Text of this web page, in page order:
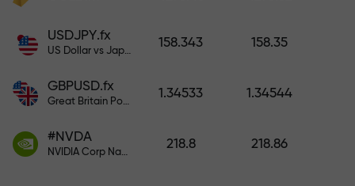
USDJPY.fx
US Dollar vs Japanese Yen
158.343 158.35
GBPUSD.fx
Great Britain Pound vs US Dollar
1.34533 1.34544
#NVDA
NVIDIA Corp Nasdaq Stock Exchange (Nasdaq) USD
218.8 218.86